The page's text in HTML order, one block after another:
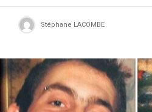
Stéphane LACOMBE